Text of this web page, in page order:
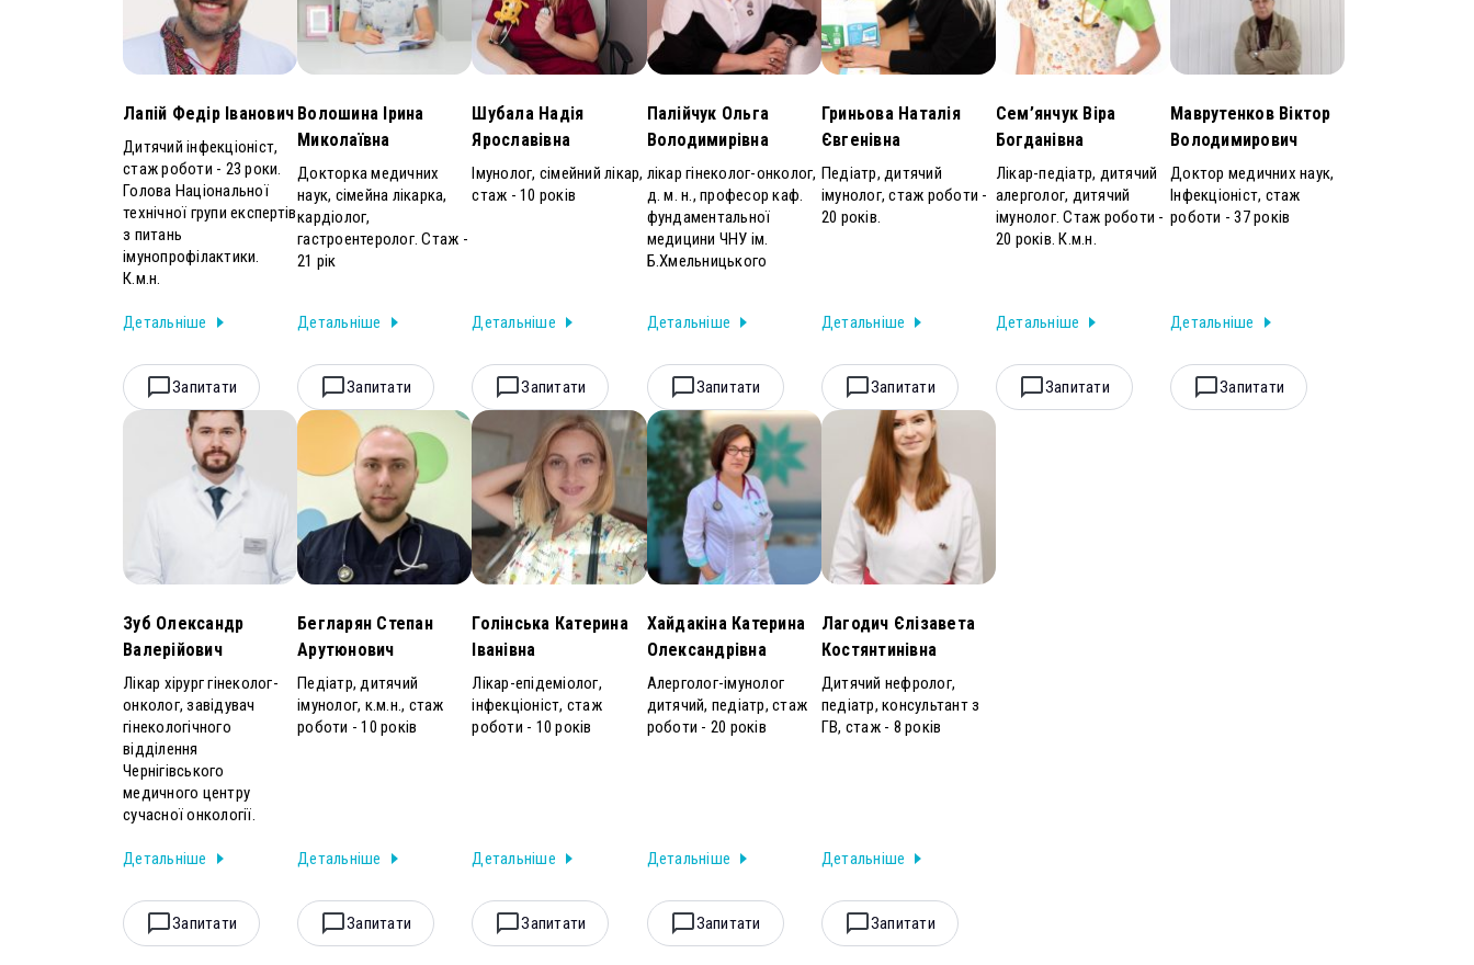
Лапій Федір Іванович
Дитячий інфекціоніст,
стаж роботи - 23 роки.
Голова Національної
технічної групи експертів
з питань
імунопрофілактики.
К.м.н.
Детальніше
Запитати
Волошина Ірина
Миколаївна
Докторка медичних
наук, сімейна лікарка,
кардіолог,
гастроентеролог. Стаж -
21 рік
Детальніше
Запитати
Шубала Надія
Ярославівна
Імунолог, сімейний лікар,
стаж - 10 років
Детальніше
Запитати
Палійчук Ольга
Володимирівна
лікар гінеколог-онколог,
д. м. н., професор каф.
фундаментальної
медицини ЧНУ ім.
Б.Хмельницького
Детальніше
Запитати
Гриньова Наталія
Євгенівна
Педіатр, дитячий
імунолог, стаж роботи -
20 років.
Детальніше
Запитати
Сем’янчук Віра
Богданівна
Лікар-педіатр, дитячий
алерголог, дитячий
імунолог. Стаж роботи -
20 років. К.м.н.
Детальніше
Запитати
Маврутенков Віктор
Володимирович
Доктор медичних наук,
Інфекціоніст, стаж
роботи - 37 років
Детальніше
Запитати
Зуб Олександр
Валерійович
Лікар хірург гінеколог-
онколог, завідувач
гінекологічного
відділення
Чернігівського
медичного центру
сучасної онкології.
Детальніше
Запитати
Бегларян Степан
Арутюнович
Педіатр, дитячий
імунолог, к.м.н., стаж
роботи - 10 років
Детальніше
Запитати
Голінська Катерина
Іванівна
Лікар-епідеміолог,
інфекціоніст, стаж
роботи - 10 років
Детальніше
Запитати
Хайдакіна Катерина
Олександрівна
Алерголог-імунолог
дитячий, педіатр, стаж
роботи - 20 років
Детальніше
Запитати
Лагодич Єлізавета
Костянтинівна
Дитячий нефролог,
педіатр, консультант з
ГВ, стаж - 8 років
Детальніше
Запитати